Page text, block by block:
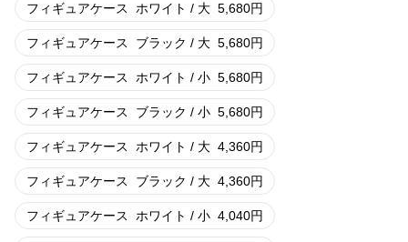
フィギュアケース ホワイト / 大 5,680円
フィギュアケース ブラック / 大 5,680円
フィギュアケース ホワイト / 小 5,680円
フィギュアケース ブラック / 小 5,680円
フィギュアケース ホワイト / 大 4,360円
フィギュアケース ブラック / 大 4,360円
フィギュアケース ホワイト / 小 4,040円